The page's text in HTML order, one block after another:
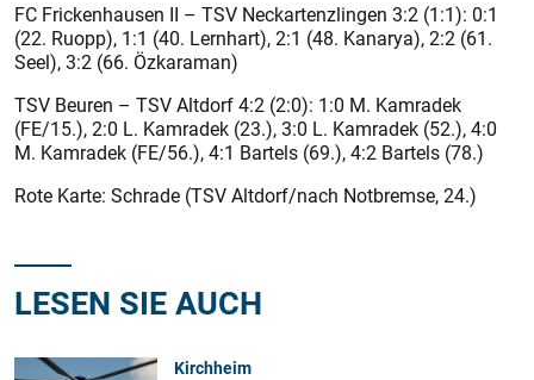
FC Frickenhausen II – TSV Neckartenzlingen 3:2 (1:1): 0:1
(22. Ruopp), 1:1 (40. Lernhart), 2:1 (48. Kanarya), 2:2 (61.
Seel), 3:2 (66. Özkaraman)
TSV Beuren – TSV Altdorf 4:2 (2:0): 1:0 M. Kamradek
(FE/15.), 2:0 L. Kamradek (23.), 3:0 L. Kamradek (52.), 4:0
M. Kamradek (FE/56.), 4:1 Bartels (69.), 4:2 Bartels (78.)
Rote Karte: Schrade (TSV Altdorf/nach Notbremse, 24.)
LESEN SIE AUCH
Kirchheim